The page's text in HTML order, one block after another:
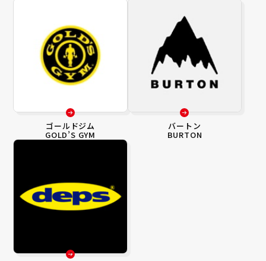
ゴールドジム
GOLD’S GYM
バートン
BURTON